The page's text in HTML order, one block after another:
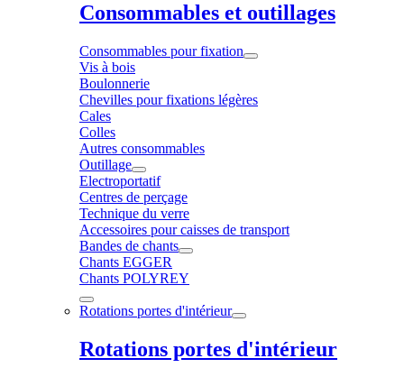
Consommables et outillages
Consommables pour fixation
Vis à bois
Boulonnerie
Chevilles pour fixations légères
Cales
Colles
Autres consommables
Outillage
Electroportatif
Centres de perçage
Technique du verre
Accessoires pour caisses de transport
Bandes de chants
Chants EGGER
Chants POLYREY
Rotations portes d'intérieur
Rotations portes d'intérieur